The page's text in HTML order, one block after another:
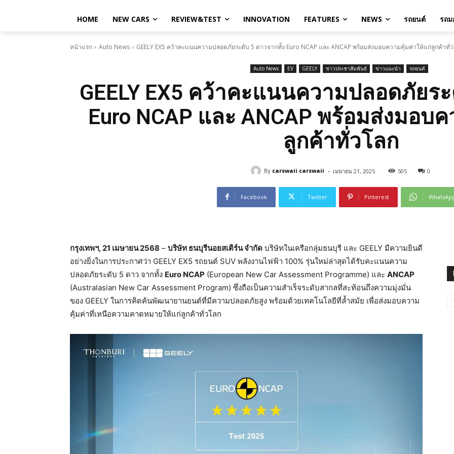
HOME NEW CARS REVIEW&TEST INNOVATION FEATURES NEWS รถยนต์ รถม
หน้าแรก Auto News GEELY EX5 คว้าคะแนนความปลอดภัยระดับ 5 ดาวจากทั้ง Euro NCAP และ ANCAP พร้อมส่งมอบความคุ้มค่าให้แก่ลูกค้าทั่
Auto News EV GEELY ข่าวประชาสัมพันธ์ ข่าวแนะนำ รถยนต์
GEELY EX5 คว้าคะแนนความปลอดภัยร
Euro NCAP และ ANCAP พร้อมส่งมอบ
ลูกค้าทั่วโลก
By carswaii carswaii - เมษายน 21, 2025 505 0
Facebook Twitter Pinterest
กรุงเทพฯ, 21 เมษายน 2568 – บริษัท ธนบุรีนอยสเติร์น จำกัด บริษัทในเครือกลุ่มธนบุรี และ GEELY มีความยินดี
อย่างยิ่งในการประกาศว่า GEELY EX5 รถยนต์ SUV พลังงานไฟฟ้า 100% รุ่นใหม่ล่าสุดได้รับคะแนนความ
ปลอดภัยระดับ 5 ดาว จากทั้ง Euro NCAP (European New Car Assessment Programme) และ ANCAP
(Australasian New Car Assessment Program) ซึ่งถือเป็นความสำเร็จระดับสากลที่สะท้อนถึงความมุ่งมั่น
ของ GEELY ในการคิดค้นพัฒนายานยนต์ที่มีความปลอดภัยสูง พร้อมด้วยเทคโนโลยีที่ล้ำสมัย เพื่อส่งมอบความ
คุ้มค่าที่เหนือความคาดหมายให้แก่ลูกค้าทั่วโลก